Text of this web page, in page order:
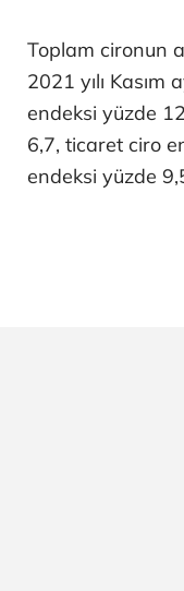
Toplam cironun
2021 yılı Kasım
endeksi yüzde
6,7, ticaret ciro
endeksi yüzde